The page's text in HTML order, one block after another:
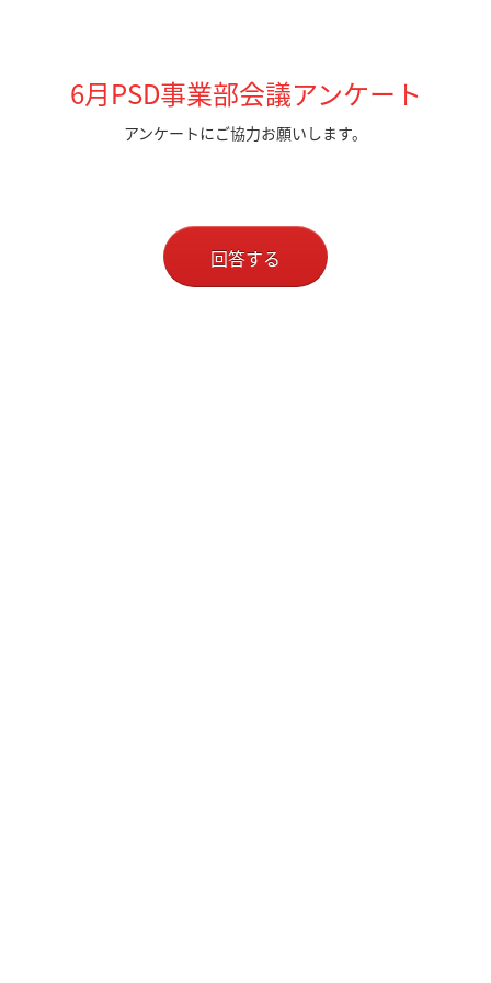
6月PSD事業部会議アンケート
アンケートにご協力お願いします。
回答する